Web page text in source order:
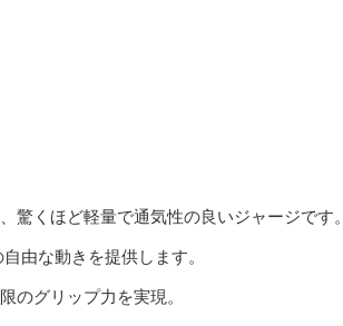
驚くほど軽量で通気性の良いジャージです。
由な動きを提供します。
のグリップ力を実現。